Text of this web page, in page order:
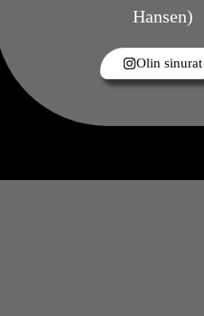
Hansen)
Olin sinurat